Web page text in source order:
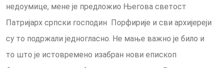
недоумице, мене је предложио Његова светост
Патријарх српски господин Порфирије и сви архијереји
су то подржали једногласно. Не мање важно је било и
то што је истовремено изабран нови епископ